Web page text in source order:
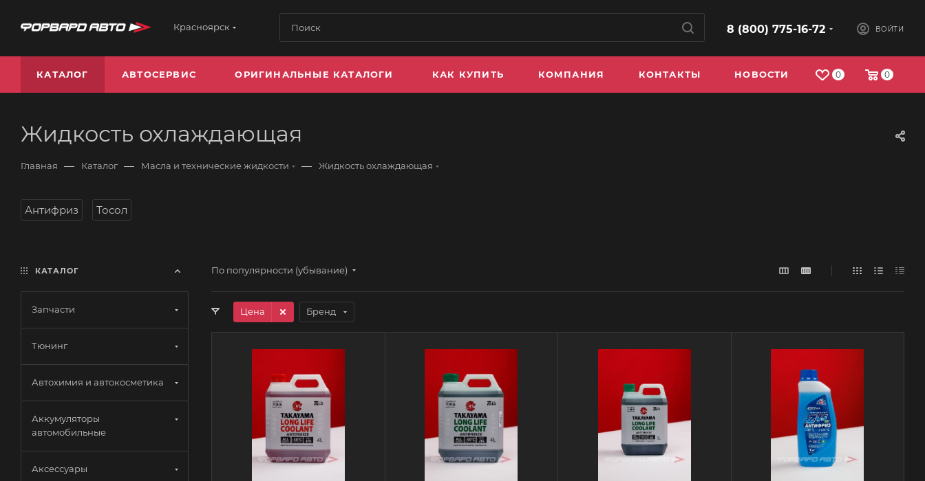
Красноярск 8 (800) 775-16-72 ВОЙТИ
0 0
КАТАЛОГ АВТОСЕРВИС ОРИГИНАЛЬНЫЕ КАТАЛОГИ КАК КУПИТЬ КОМПАНИЯ КОНТАКТЫ НОВОСТИ
Жидкость охлаждающая
Главная — Каталог — Масла и технические жидкости — Жидкость охлаждающая
Антифриз Тосол
По популярности (убывание)
Цена Бренд
КАТАЛОГ
Запчасти
Тюнинг
Автохимия и автокосметика
Аккумуляторы
автомобильные
Аксессуары